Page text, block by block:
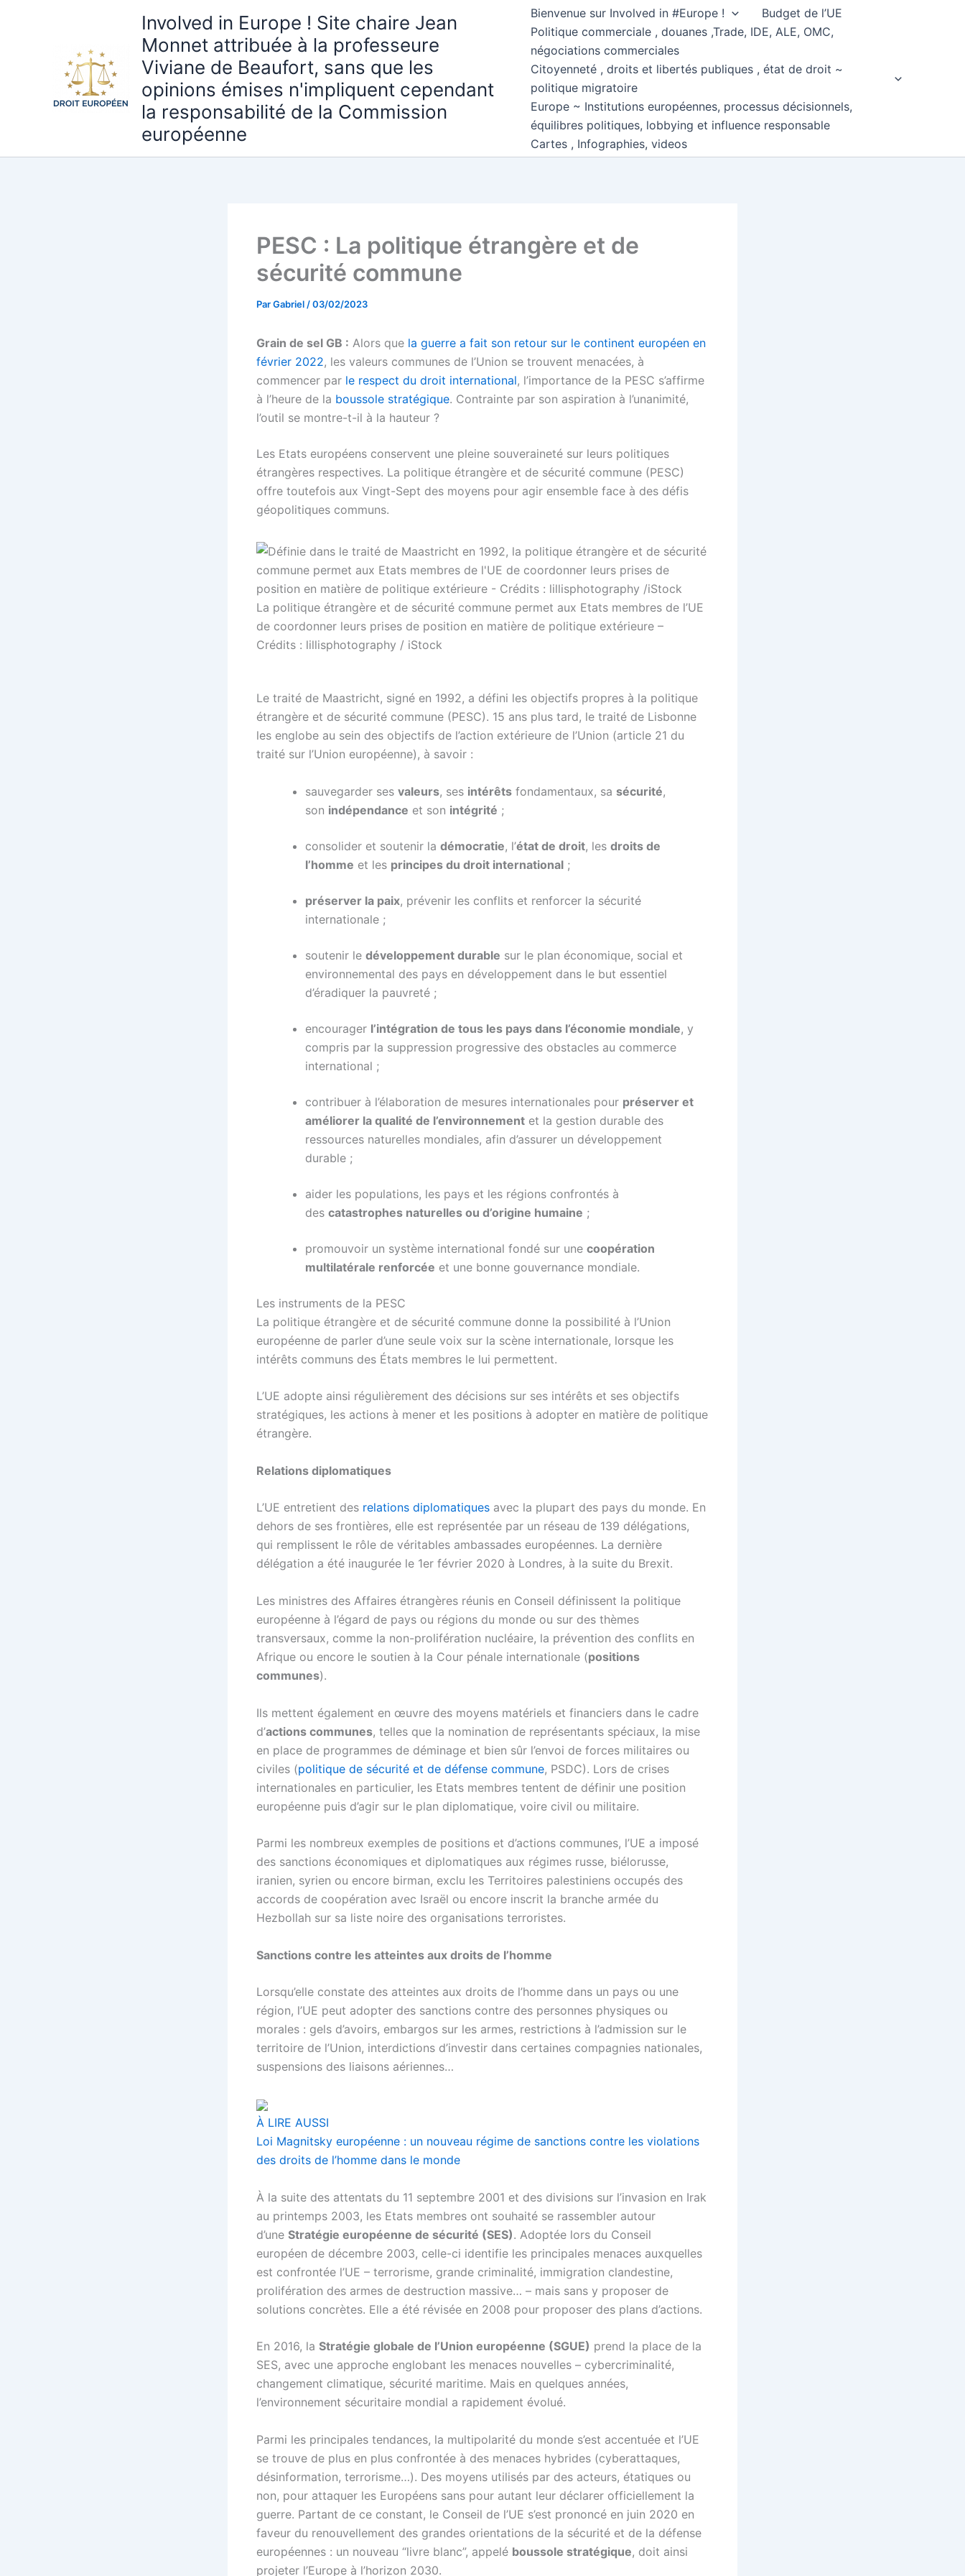
Involved in Europe ! Site chaire Jean
Monnet attribuée à la professeure
Viviane de Beaufort, sans que les
opinions émises n'impliquent cependant
la responsabilité de la Commission
européenne
Bienvenue sur Involved in #Europe !
Budget de l’UE
Politique commerciale , douanes ,Trade, IDE, ALE, OMC,
négociations commerciales
Citoyenneté , droits et libertés publiques , état de droit ~
politique migratoire
Europe ~ Institutions européennes, processus décisionnels,
équilibres politiques, lobbying et influence responsable
Cartes , Infographies, videos
PESC : La politique étrangère et de
sécurité commune
ParGabriel /03/02/2023
Grain de sel GB : Alors que la guerre a fait son retour sur le continent européen en
février 2022, les valeurs communes de l’Union se trouvent menacées, à
commencer par le respect du droit international, l’importance de la PESC s’affirme
à l’heure de la boussole stratégique. Contrainte par son aspiration à l’unanimité,
l’outil se montre-t-il à la hauteur ?
Les Etats européens conservent une pleine souveraineté sur leurs politiques
étrangères respectives. La politique étrangère et de sécurité commune (PESC)
offre toutefois aux Vingt-Sept des moyens pour agir ensemble face à des défis
géopolitiques communs.
La politique étrangère et de sécurité commune permet aux Etats membres de l’UE
de coordonner leurs prises de position en matière de politique extérieure –
Crédits : lillisphotography / iStock
Le traité de Maastricht, signé en 1992, a défini les objectifs propres à la politique
étrangère et de sécurité commune (PESC). 15 ans plus tard, le traité de Lisbonne
les englobe au sein des objectifs de l’action extérieure de l’Union (article 21 du
traité sur l’Union européenne), à savoir :
sauvegarder ses valeurs, ses intérêts fondamentaux, sa sécurité,
son indépendance et son intégrité ;
consolider et soutenir la démocratie, l’état de droit, les droits de
l’homme et les principes du droit international ;
préserver la paix, prévenir les conflits et renforcer la sécurité
internationale ;
soutenir le développement durable sur le plan économique, social et
environnemental des pays en développement dans le but essentiel
d’éradiquer la pauvreté ;
encourager l’intégration de tous les pays dans l’économie mondiale, y
compris par la suppression progressive des obstacles au commerce
international ;
contribuer à l’élaboration de mesures internationales pour préserver et
améliorer la qualité de l’environnement et la gestion durable des
ressources naturelles mondiales, afin d’assurer un développement
durable ;
aider les populations, les pays et les régions confrontés à
des catastrophes naturelles ou d’origine humaine ;
promouvoir un système international fondé sur une coopération
multilatérale renforcée et une bonne gouvernance mondiale.
Les instruments de la PESC
La politique étrangère et de sécurité commune donne la possibilité à l’Union
européenne de parler d’une seule voix sur la scène internationale, lorsque les
intérêts communs des États membres le lui permettent.
L’UE adopte ainsi régulièrement des décisions sur ses intérêts et ses objectifs
stratégiques, les actions à mener et les positions à adopter en matière de politique
étrangère.
Relations diplomatiques
L’UE entretient des relations diplomatiques avec la plupart des pays du monde. En
dehors de ses frontières, elle est représentée par un réseau de 139 délégations,
qui remplissent le rôle de véritables ambassades européennes. La dernière
délégation a été inaugurée le 1er février 2020 à Londres, à la suite du Brexit.
Les ministres des Affaires étrangères réunis en Conseil définissent la politique
européenne à l’égard de pays ou régions du monde ou sur des thèmes
transversaux, comme la non-prolifération nucléaire, la prévention des conflits en
Afrique ou encore le soutien à la Cour pénale internationale (positions
communes).
Ils mettent également en œuvre des moyens matériels et financiers dans le cadre
d’actions communes, telles que la nomination de représentants spéciaux, la mise
en place de programmes de déminage et bien sûr l’envoi de forces militaires ou
civiles (politique de sécurité et de défense commune, PSDC). Lors de crises
internationales en particulier, les Etats membres tentent de définir une position
européenne puis d’agir sur le plan diplomatique, voire civil ou militaire.
Parmi les nombreux exemples de positions et d’actions communes, l’UE a imposé
des sanctions économiques et diplomatiques aux régimes russe, biélorusse,
iranien, syrien ou encore birman, exclu les Territoires palestiniens occupés des
accords de coopération avec Israël ou encore inscrit la branche armée du
Hezbollah sur sa liste noire des organisations terroristes.
Sanctions contre les atteintes aux droits de l’homme
Lorsqu’elle constate des atteintes aux droits de l’homme dans un pays ou une
région, l’UE peut adopter des sanctions contre des personnes physiques ou
morales : gels d’avoirs, embargos sur les armes, restrictions à l’admission sur le
territoire de l’Union, interdictions d’investir dans certaines compagnies nationales,
suspensions des liaisons aériennes…
À LIRE AUSSI
Loi Magnitsky européenne : un nouveau régime de sanctions contre les violations
des droits de l’homme dans le monde
À la suite des attentats du 11 septembre 2001 et des divisions sur l’invasion en Irak
au printemps 2003, les Etats membres ont souhaité se rassembler autour
d’une Stratégie européenne de sécurité (SES). Adoptée lors du Conseil
européen de décembre 2003, celle-ci identifie les principales menaces auxquelles
est confrontée l’UE – terrorisme, grande criminalité, immigration clandestine,
prolifération des armes de destruction massive… – mais sans y proposer de
solutions concrètes. Elle a été révisée en 2008 pour proposer des plans d’actions.
En 2016, la Stratégie globale de l’Union européenne (SGUE) prend la place de la
SES, avec une approche englobant les menaces nouvelles – cybercriminalité,
changement climatique, sécurité maritime. Mais en quelques années,
l’environnement sécuritaire mondial a rapidement évolué.
Parmi les principales tendances, la multipolarité du monde s’est accentuée et l’UE
se trouve de plus en plus confrontée à des menaces hybrides (cyberattaques,
désinformation, terrorisme…). Des moyens utilisés par des acteurs, étatiques ou
non, pour attaquer les Européens sans pour autant leur déclarer officiellement la
guerre. Partant de ce constant, le Conseil de l’UE s’est prononcé en juin 2020 en
faveur du renouvellement des grandes orientations de la sécurité et de la défense
européennes : un nouveau “livre blanc”, appelé boussole stratégique, doit ainsi
projeter l’Europe à l’horizon 2030.